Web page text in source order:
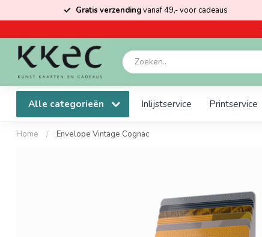
Gratis verzendingvanaf 49,- voor cadeaus
Alle categorieën Inlijstservice Printservice
Home / Envelope Vintage Cognac